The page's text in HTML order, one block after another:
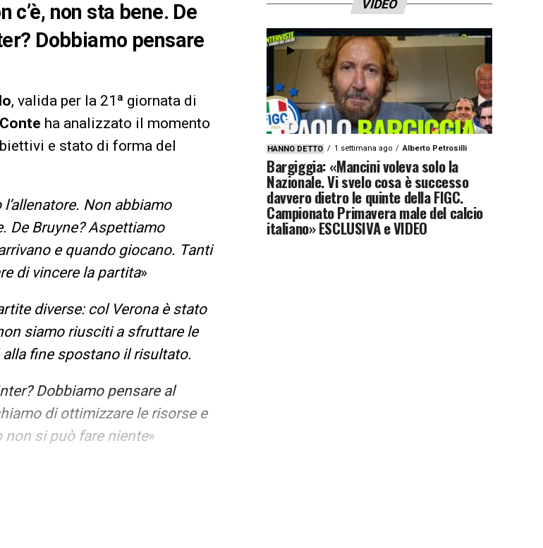
c’è, non sta bene. De
Dobbiamo pensare
, valida per la 21ª giornata di
Conte ha analizzato il momento
e stato di forma del
Non abbiamo
De Bruyne? Aspettiamo
e quando giocano. Tanti
di vincere la partita»
diverse: col Verona è stato
siamo riusciti a sfruttare le
fine spostano il risultato.
Dobbiamo pensare al
di ottimizzare le risorse e
non si può fare niente»
giorno sul massimo
VIDEO
HANNO DETTO 1 settimana ago Alberto Petrosilli
Bargiggia: «Mancini voleva solo la
Nazionale. Vi svelo cosa è successo
davvero dietro le quinte della FIGC.
Campionato Primavera male del calcio
italiano» ESCLUSIVA e VIDEO